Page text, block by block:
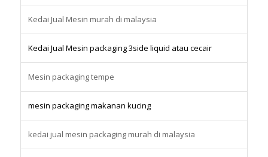
Kedai Jual Mesin murah di malaysia
Kedai Jual Mesin packaging 3side liquid atau cecair
Mesin packaging tempe
mesin packaging makanan kucing
kedai jual mesin packaging murah di malaysia